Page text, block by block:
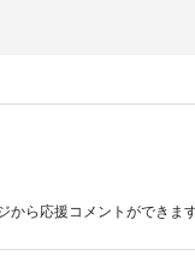
から応援コメントができま